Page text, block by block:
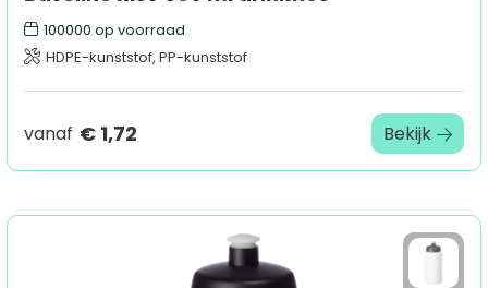
100000 op voorraad
HDPE-kunststof, PP-kunststof
vanaf € 1,72 Bekijk